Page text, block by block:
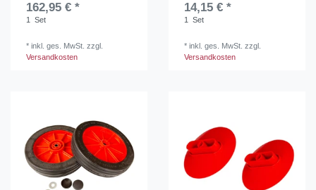
162,95 € *
1 Set
*inkl. ges. MwSt. zzgl.
Versandkosten
14,15 € *
1 Set
*inkl. ges. MwSt. zzgl.
Versandkosten